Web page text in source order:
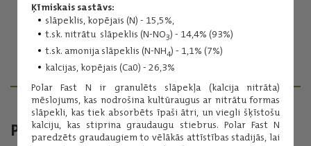
Ķīmiskais sastāvs:
slāpeklis, kopējais (N) - 15,5%,
t.sk. nitrātu slāpeklis (N-NO3) - 14,4% (93%)
t.sk. amonija slāpeklis (N-NH4) - 1,1% (7%)
kalcijas, kopējais (Ca0) - 26,3%
Polar Fast N ir granulēts slāpekļa (kalcija nitrāta)
mēslojums, kas nodrošina kultūraugus ar nitrātu formas
slāpekli, kas tiek absorbēts īpaši ātri, un viegli šķīstošu
kalciju, kas stiprina graudaugu stiebrus. Polar Fast N
paredzēts graudaugiem to vēlākās attīstības stadijās, lai
Iepakojums:500 kg
Ražotājs:Achema
Lasīt vairāk
PAPILDU MATERIĀLI